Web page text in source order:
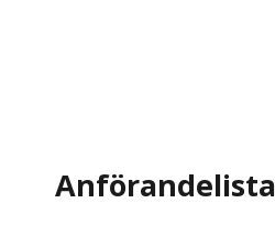
Anförandelista